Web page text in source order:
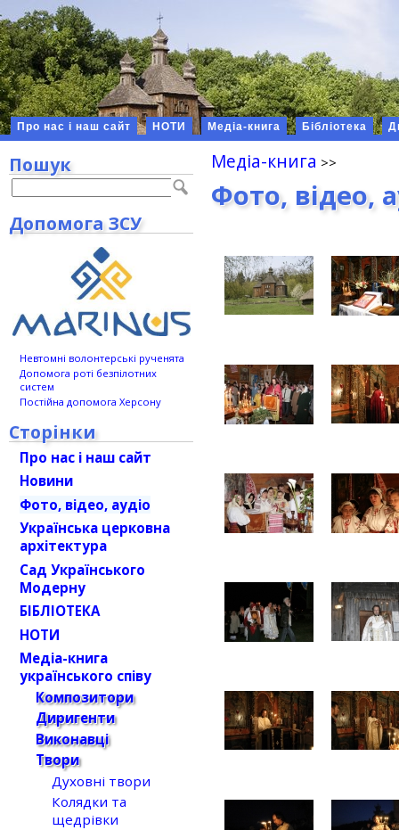
Про нас і наш сайт НОТИ Медіа-книга Бібліотека
Медіа-книга
Фото, відео,
Пошук
Допомога ЗСУ
Невтомні волонтерські рученята
Допомога роті безпілотних
систем
Постійна допомога Херсону
Сторінки
Про нас і наш сайт
Новини
Фото, відео, аудіо
Українська церковна
архітектура
Сад Українського
Модерну
БІБЛІОТЕКА
НОТИ
Медіа-книга
українського співу
Композитори
Диригенти
Виконавці
Твори
Духовні твори
Колядки та
щедрівки